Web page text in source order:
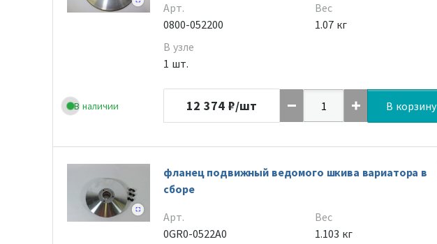
В наличии
Арт.
0800-052200
В узле
1 шт.
Вес
1.07 кг
12 374 ₽/шт В корзину
фланец подвижный ведомого шкива вариатора в
сборе
Арт.
0GR0-0522A0
Вес
1.103 кг